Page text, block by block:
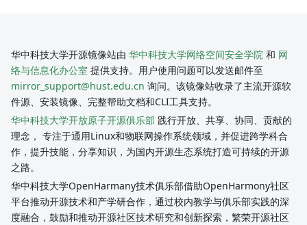
华中科技大学开源镜像站由 华中科技大学网络空间安全学院 和 网
络与信息化办公室 提供支持。用户使用问题可以发送邮件至
mirror_support@hust.edu.cn 询问。该镜像站收录了主流开源软
件源、安装镜像、完整帮助文档和CLI工具支持。
华中科技大学开放原子开源俱乐部 践行开放、共享、协同、贡献的
理念， 专注于通用Linux和物联网操作系统领域，并促进跨学科合
作，提升技能，分享知识，为国内开源生态系统打造可持续的开源
之路。
华中科技大学OpenHarmany技术俱乐部借助OpenHarmony社区
平台推动开源技术和产学研合作，通过校内教学与俱乐部实践的深
度融合，鼓励和推动开源社区技术研究和创新探索，繁荣开源社区